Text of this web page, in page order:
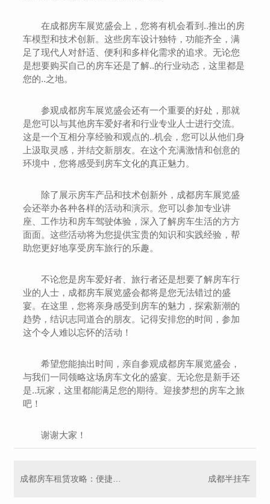
在成都房车展览盛会上，您将有机会看到..推出的房
车模型和技术创新。这些房车设计独特，功能齐全，满
足了现代人对舒适、便利和多样化需求的追求。无论您
是想要购买自己的房车还是了解..的行业动态，这里都是
您的..之地。
参观成都房车展览盛会还有一个重要的好处，那就
是您可以与其他房车爱好者和行业专业人士进行交流。
这是一个互相分享经验和观点的..机会，您可以从他们身
上汲取灵感，并结交新朋友。在这个充满激情和创意的
环境中，您将感受到房车文化的真正魅力。
除了展示房车产品和技术创新外，成都房车展览盛
会还举办各种各样的活动和演示。您可以参加专业讲
座、工作坊和房车驾驶体验，深入了解房车生活的方方
面面。这些活动将为您提供宝贵的知识和实践经验，帮
助您更好地享受房车旅行的乐趣。
不论您是房车爱好者、旅行者还是想要了解房车行
业的人士，成都房车展览盛会都将是您无法错过的盛
宴。在这里，您将亲身感受到房车的魅力，探索新潮的
趋势，结识志同道合的朋友。记得安排您的时间，参加
这个令人难以忘怀的活动！
希望您能抽出时间，亲自参观成都房车展览盛会，
与我们一同领略这场房车文化的盛宴。无论您是新手还
是..玩家，这里都能满足您的期待。迎接梦想的房车之旅
吧！
谢谢大家！
成都半挂车